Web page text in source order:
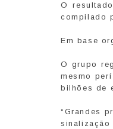
O
compilado
Em base
O grupo
mesmo
bilhões de
“Grandes